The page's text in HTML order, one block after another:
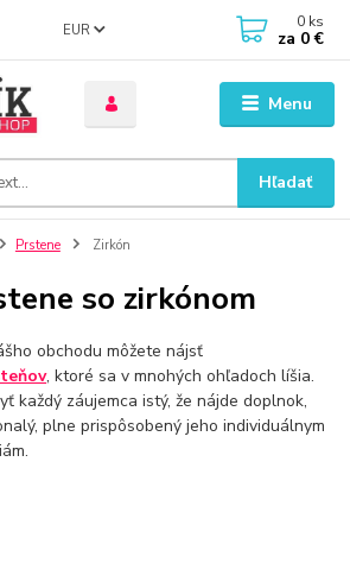
Menu
EUR
Hľadať
0 ks
za 0 €
Prstene Zirkón
so zirkónom
obchodu môžete nájsť
, ktoré sa v mnohých ohľadoch líšia.
každý záujemca istý, že nájde doplnok,
plne prispôsobený jeho individuálnym